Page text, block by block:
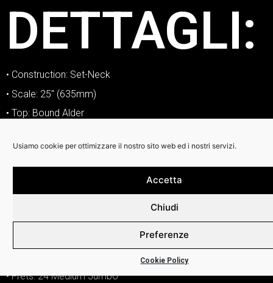
Usiamo cookie per ottimizzare il nostro sito web ed i nostri servizi.
Accetta
Chiudi
Preferenze
Cookie Policy
DETTAGLI:
• Construction: Set-Neck
• Scale: 25″ (635mm)
• Top: Bound Alder
• Neck: Maple
• Neck Profile: C-carve
• Fingerboard: Bound Pau Ferro
• Frets: 24 Medium Jumbo